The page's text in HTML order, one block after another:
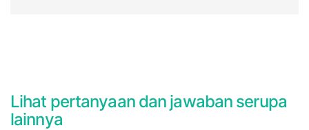
Lihat pertanyaan dan jawaban serupa
lainnya